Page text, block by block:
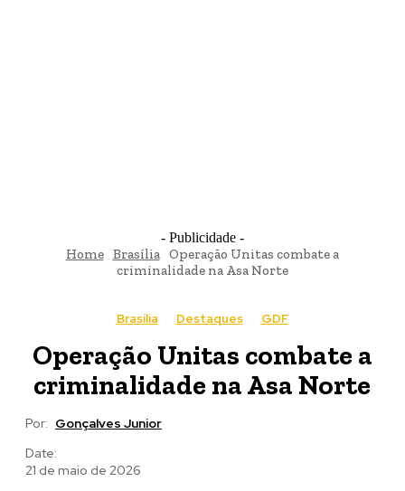
- Publicidade -
Home Brasília Operação Unitas combate a
criminalidade na Asa Norte
Brasília Destaques GDF
Operação Unitas combate a
criminalidade na Asa Norte
Por: Gonçalves Junior
Date:
21 de maio de 2026